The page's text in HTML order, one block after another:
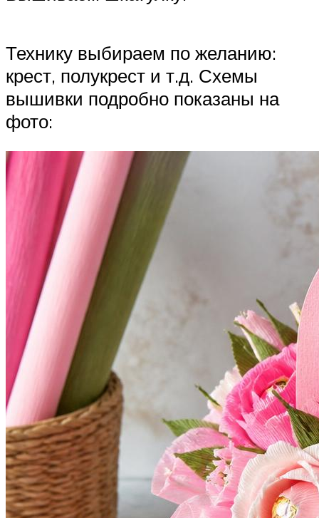
Технику выбираем по желанию:
крест, полукрест и т.д. Схемы
вышивки подробно показаны на
фото: